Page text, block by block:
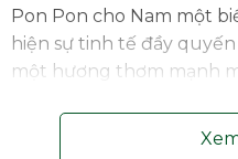
Pon Pon cho Nam một
hiện sự tinh tế đầy
một hương thơm mạnh